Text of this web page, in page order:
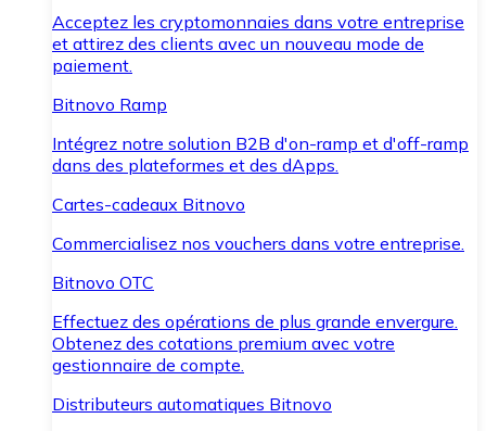
Acceptez les cryptomonnaies dans votre entreprise
et attirez des clients avec un nouveau mode de
paiement.
Bitnovo Ramp
Intégrez notre solution B2B d'on-ramp et d'off-ramp
dans des plateformes et des dApps.
Cartes-cadeaux Bitnovo
Commercialisez nos vouchers dans votre entreprise.
Bitnovo OTC
Effectuez des opérations de plus grande envergure.
Obtenez des cotations premium avec votre
gestionnaire de compte.
Distributeurs automatiques Bitnovo